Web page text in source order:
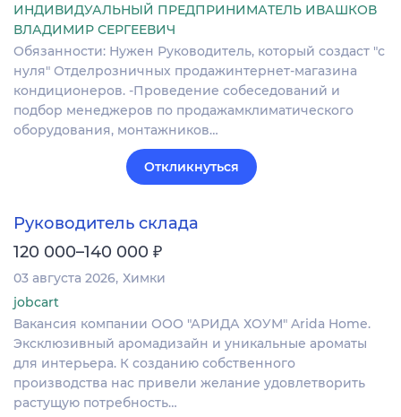
ИНДИВИДУАЛЬНЫЙ ПРЕДПРИНИМАТЕЛЬ ИВАШКОВ
ВЛАДИМИР СЕРГЕЕВИЧ
Обязанности: Нужен Руководитель, который создаст "с
нуля" Отделрозничных продажинтернет-магазина
кондиционеров. -Проведение собеседований и
подбор менеджеров по продажамклиматического
оборудования, монтажников…
Откликнуться
Руководитель склада
120 000–140 000 ₽
03 августа 2026 Химки
jobcart
Вакансия компании ООО "АРИДА ХОУМ" Arida Home.
Эксклюзивный аромадизайн и уникальные ароматы
для интерьера. К созданию собственного
производства нас привели желание удовлетворить
растущую потребность…